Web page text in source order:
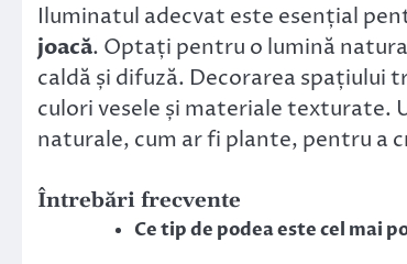
Iluminatul adecvat este esențial
joacă. Optați pentru o lumină
caldă și difuză. Decorarea spațiului
culori vesele și materiale texturate.
naturale, cum ar fi plante, pentru a
Întrebări frecvente
Ce tip de podea este cel mai